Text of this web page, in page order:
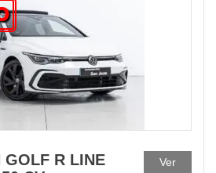
GOLF R LINE
Ver